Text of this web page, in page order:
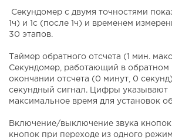
Секундомер с двумя точностями
1ч) и 1с (после 1ч) и временем
30 этапов.
Таймер обратного отсчета (1 мин.
Секундомер, работающий в обратном
окончании отсчета (0 минут, 0 секунд)
секундный сигнал. Цифры указывают
максимальное время для установок
Включение/выключение звука
кнопок при переходе из одного